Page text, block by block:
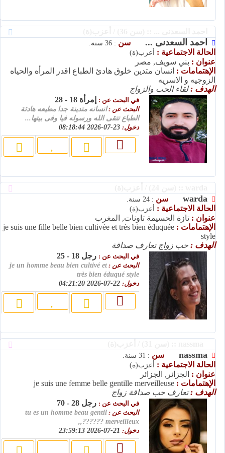
احمد السعدنى ... سن : 36 سنة.
الحالة الاجتماعية : أعزب(ة)
عنوان : بني سويف, مصر
الإهتمامات : انسان متدين خلوق هادئ الطباع اقدر المرأه والحياه
الزوجيه و الاسريه
الهدف :لقاء الحب والزواج
في البحث عن : إمرأة 18 - 28
البحث عن :انسانه متدينة جدا مطيعه هادئة
الطباع تتقى الله ورسوله فيا وفى بيتها...
دخول:
warda سن : 24 سنة.
الحالة الاجتماعية : أعزب(ة)
عنوان : تازة الحسيمة تاونات, المغرب
الإهتمامات : je suis une fille belle bien cultivée et très bien éduquée
style
الهدف : حب زواج تعارف صداقة
في البحث عن : رجل 18 - 25
البحث عن : je un homme beau bien cultivé et
très bien éduqué style
دخول:
nassma سن : 31 سنة.
الحالة الاجتماعية : أعزب(ة)
عنوان : الجزائر, الجزائر
الإهتمامات : je suis une femme belle gentille merveilleuse
الهدف :تعارف حب صداقة زواج
في البحث عن : رجل 28 - 70
البحث عن : tu es un homme beau gentil
merveilleux ??????,,
دخول: